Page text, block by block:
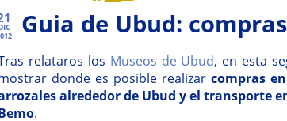
Guia de Ubud:
relataros los Museos de Ubud, en esta
donde es posible realizar compras
alrededor de Ubud y el transporte
.